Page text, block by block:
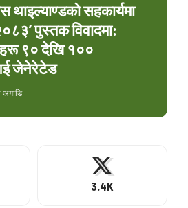
थाइल्याण्डको सहकार्यमा
पुस्तक विवादमा:
९० देखि १००
जेनेरेटेड
अगाडि
3.4K